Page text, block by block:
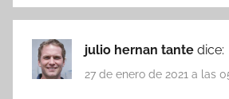
julio hernan tante dice:
27 de enero de 2021 a las